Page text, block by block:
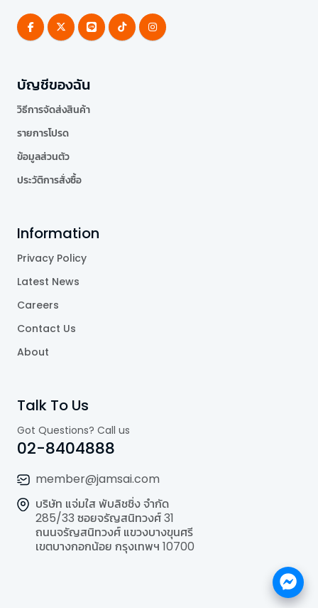
บัญชีของฉัน
วิธีการจัดส่งสินค้า
รายการโปรด
ข้อมูลส่วนตัว
ประวัติการสั่งซื้อ
Information
Privacy Policy
Latest News
Careers
Contact Us
About
Talk To Us
Got Questions? Call us
02-8404888
member@jamsai.com
บริษัท แจ่มใส พับลิชชิ่ง จำกัด
285/33 ซอยจรัญสนิทวงศ์ 31
ถนนจรัญสนิทวงศ์ แขวงบางขุนศรี
เขตบางกอกน้อย กรุงเทพฯ 10700